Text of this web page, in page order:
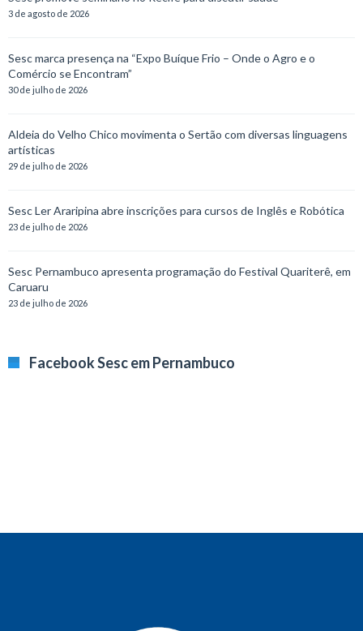
3 de agosto de 2026
Sesc marca presença na “Expo Buíque Frio – Onde o Agro e o
Comércio se Encontram”
30 de julho de 2026
Aldeia do Velho Chico movimenta o Sertão com diversas linguagens
artísticas
29 de julho de 2026
Sesc Ler Araripina abre inscrições para cursos de Inglês e Robótica
23 de julho de 2026
Sesc Pernambuco apresenta programação do Festival Quariterê, em
Caruaru
23 de julho de 2026
Facebook Sesc em Pernambuco